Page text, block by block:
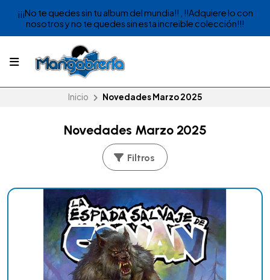
¡¡¡No te quedes sin tu album del mundia!! , !!Adquiere lo con
nosotros y no te quedes sin esta increible colección!!!
Inicio Novedades Marzo 2025
Novedades Marzo 2025
Filtros